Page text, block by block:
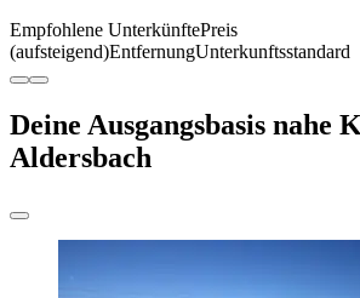
Empfohlene UnterkünftePreis
(aufsteigend)EntfernungUnterkunftsstandard
Deine Ausgangsbasis nahe
Aldersbach